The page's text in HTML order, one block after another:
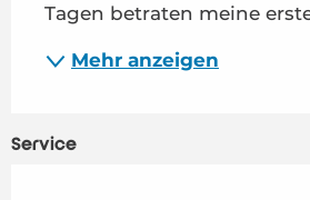
Tagen betraten meine
Mehr anzeigen
Service